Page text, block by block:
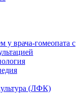
у врача-гомеопата с
(ЛФК)